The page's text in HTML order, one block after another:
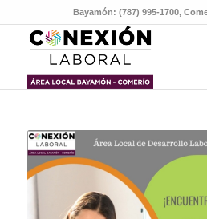
Bayamón: (787) 995-1700,